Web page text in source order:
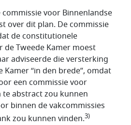
voor Binnenlandse
over dit plan. De commissie
de constitutionele
Tweede Kamer moest
adviseerde die versterking
“in den brede”, omdat
een commissie voor
abstract zou kunnen
binnen de vakcommissies
zou kunnen vinden.3)